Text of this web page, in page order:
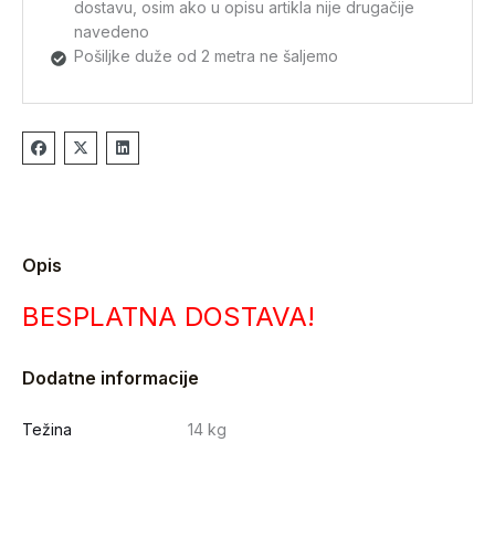
dostavu, osim ako u opisu artikla nije drugačije
navedeno
Pošiljke duže od 2 metra ne šaljemo
Opis
BESPLATNA DOSTAVA!
Dodatne informacije
Težina 14 kg